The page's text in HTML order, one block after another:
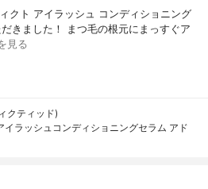
クト アイラッシュ コンディショニング
きました！ まつ毛の根元にまっすぐア
見る
クティッド)
イラッシュコンディショニングセラム アド